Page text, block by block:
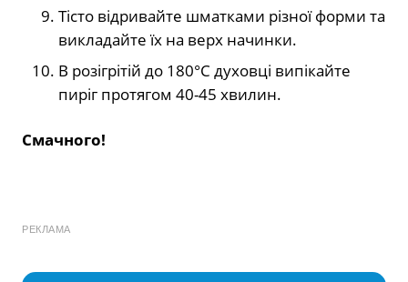
Тісто відривайте шматками різної форми та
викладайте їх на верх начинки.
В розігрітій до 180°С духовці випікайте
пиріг протягом 40-45 хвилин.
Смачного!
РЕКЛАМА